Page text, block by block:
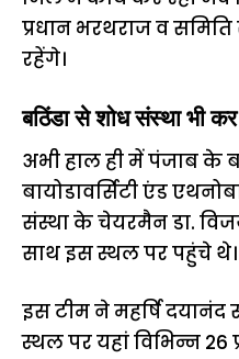
प्रधान भरथराज व
रहेंगे।
बठिंडा से शोध संस्था भी कर
अभी हाल ही में पंजाब के
बायोडावर्सिटी एंड
संस्था के चेयरमैन डा.
साथ इस स्थल पर पहुंचे थे।
इस टीम ने महर्षि दयानंद
स्थल पर यहां विभिन्न 26